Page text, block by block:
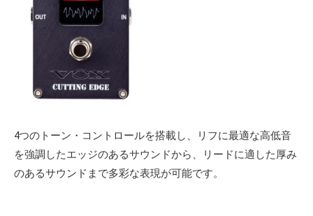
4つのトーン・コントロールを搭載し、リフに最適な高低音
を強調したエッジのあるサウンドから、リードに適した厚み
のあるサウンドまで多彩な表現が可能です。